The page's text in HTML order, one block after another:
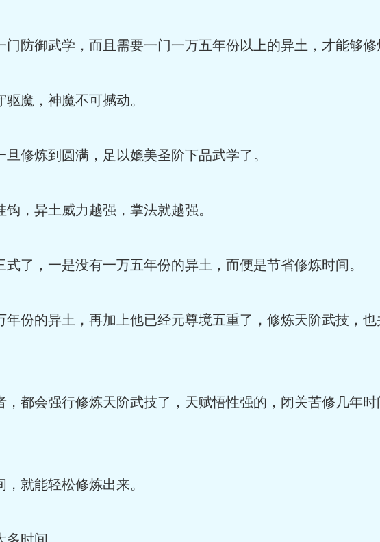
防御武学，而且需要一门一万五年份以上的异土，才能够修
魔，神魔不可撼动。
修炼到圆满，足以媲美圣阶下品武学了。
，异土威力越强，掌法就越强。
了，一是没有一万五年份的异土，而便是节省修炼时间。
份的异土，再加上他已经元尊境五重了，修炼天阶武技，
都会强行修炼天阶武技了，天赋悟性强的，闭关苦修几年
就能轻松修炼出来。